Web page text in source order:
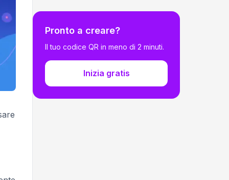
Pronto a creare?
Il tuo codice QR in meno di 2 minuti.
Inizia gratis